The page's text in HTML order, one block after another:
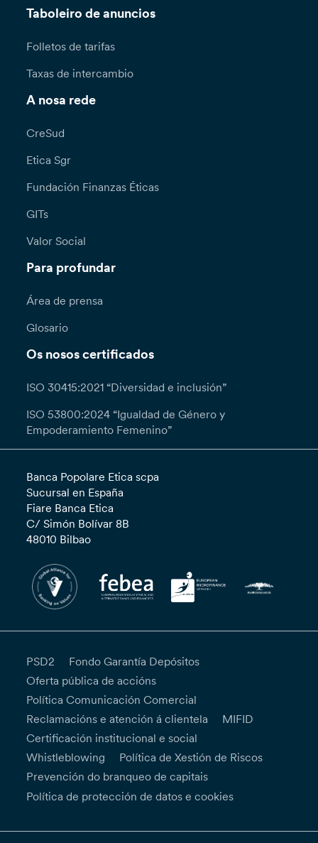
Taboleiro de anuncios
Folletos de tarifas
Taxas de intercambio
A nosa rede
CreSud
Etica Sgr
Fundación Finanzas Éticas
GITs
Valor Social
Para profundar
Área de prensa
Glosario
Os nosos certificados
ISO 30415:2021 “Diversidad e inclusión”
ISO 53800:2024 “Igualdad de Género y
Empoderamiento Femenino”
Banca Popolare Etica scpa
Sucursal en España
Fiare Banca Etica
C/ Simón Bolívar 8B
48010 Bilbao
PSD2
Fondo Garantía Depósitos
Oferta pública de accións
Política Comunicación Comercial
Reclamacións e atención á clientela
MIFID
Certificación institucional e social
Whistleblowing
Política de Xestión de Riscos
Prevención do branqueo de capitais
Política de protección de datos e cookies